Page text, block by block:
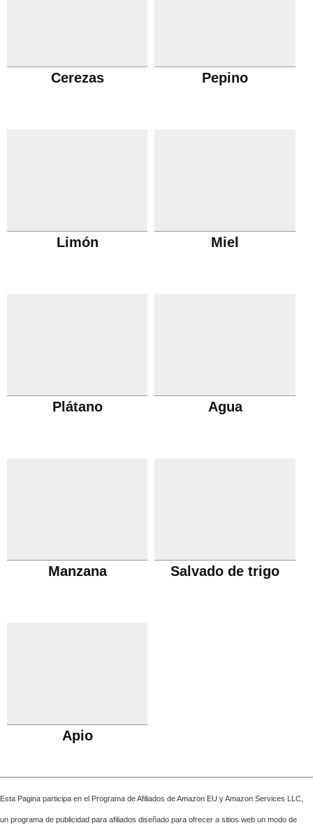
Cerezas Pepino
Limón Miel
Plátano Agua
Manzana Salvado de trigo
Apio
Esta Pagina participa en el Programa de Afiliados de Amazon EU y Amazon Services LLC,
un programa de publicidad para afiliados diseñado para ofrecer a sitios web un modo de